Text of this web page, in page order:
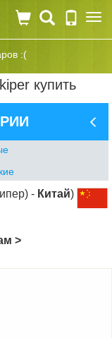
:(
купить
- Китай)
>